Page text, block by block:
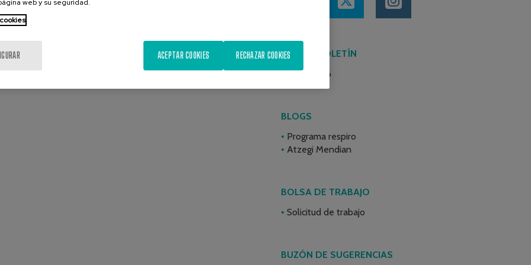
ÚLTIMO BOLETÍN
Junio 2026
BLOGS
Programa respiro
Atzegi Mendian
BOLSA DE TRABAJO
Solicitud de trabajo
BUZÓN DE SUGERENCIAS
web y su seguridad.
RECHAZAR COOKIES
ACEPTAR COOKIES